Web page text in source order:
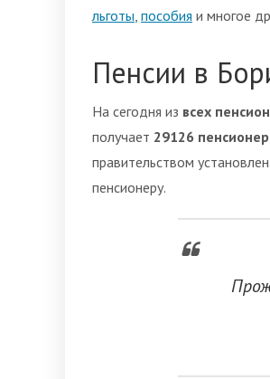
льготы, пособия и многое
Пенсии в
На сегодня из всех
получает 29126
правительством
пенсионеру.